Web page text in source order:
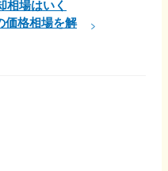
相場はいく
価格相場を解